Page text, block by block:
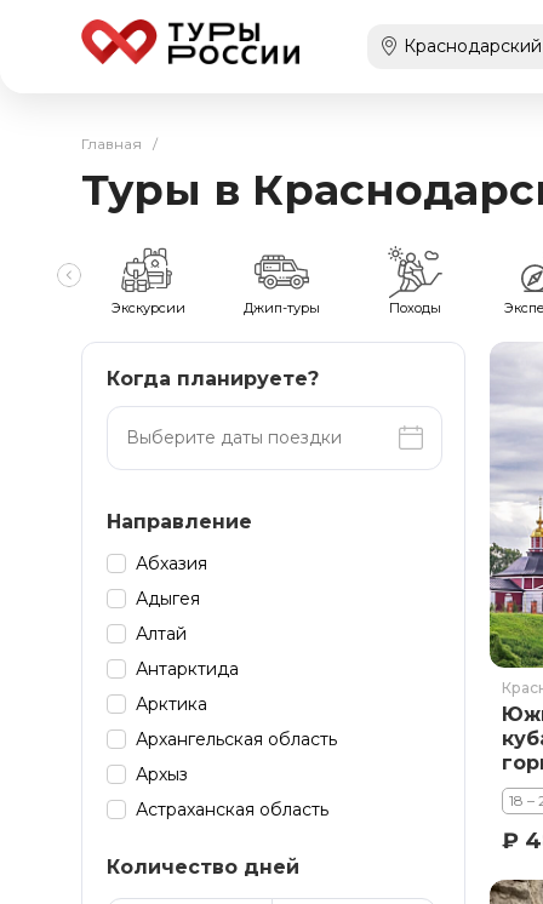
Главная /
Туры в
Экскурсии Джип-туры Походы
Когда планируете?
Направление
Абхазия
Адыгея
Алтай
Антарктида
Арктика
Архангельская область
Архыз
Астраханская область
Башкирия
Количество дней
18 –
₽